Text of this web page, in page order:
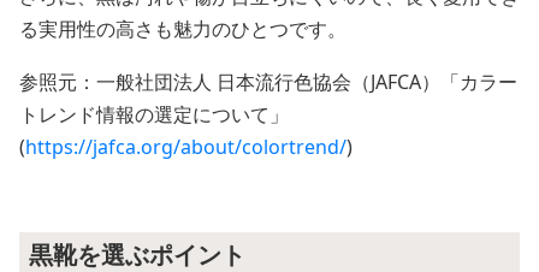
る実用性の高さも魅力のひとつです。
参照元：一般社団法人 日本流行色協会（JAFCA）「カラー
トレンド情報の選定について」
(https://jafca.org/about/colortrend/)
黒靴を選ぶポイント